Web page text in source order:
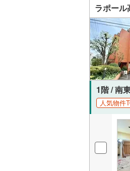
ラポール
1階 / 南
人気物件
私